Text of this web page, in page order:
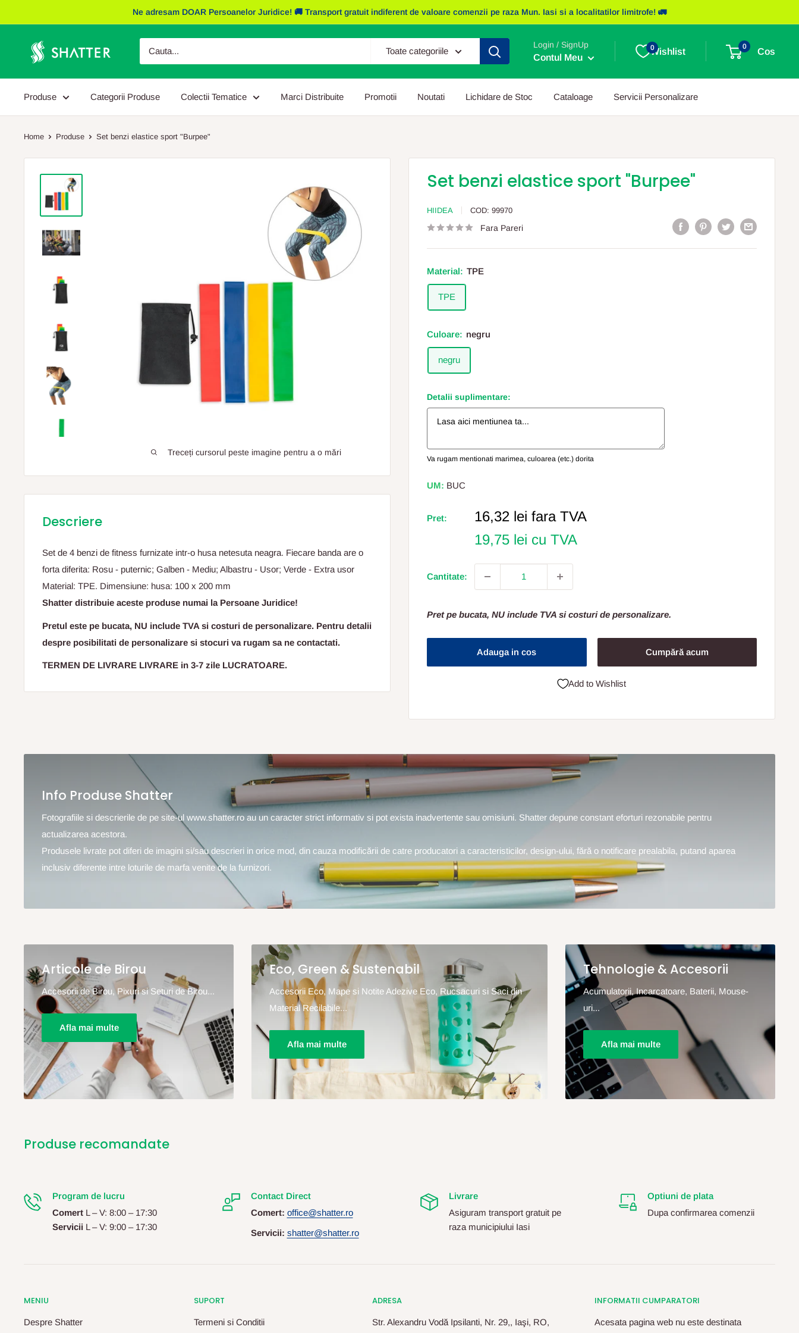
la
Ne adresam DOAR Persoanelor Juridice! 🚚 Transport gratuit indiferent de valoare comenzii pe raza Mun. Iasi si a localitatilor limitrofe! 🚛
Obiecte
Promotionale
Shatter
Toate categoriile
Login / SignUp
Contul Meu
Wishlist
0 0
Cos
Produse Categorii Produse Colectii Tematice Marci Distribuite Promotii Noutati Lichidare de Stoc Cataloage Servicii Personalizare
Home Produse Set benzi elastice sport "Burpee"
Treceți cursorul peste imagine pentru a o mări
Set benzi elastice sport "Burpee"
HIIDEA COD: 99970
Fara Pareri
Material: TPE
TPE
Culoare: negru
negru
Detalii suplimentare:
Va rugam mentionati marimea, culoarea (etc.) dorita
UM: BUC
Pret:
Pret
16,32 lei fara TVA
19,75 lei cu TVA
Cantitate:
Pret pe bucata, NU include TVA si costuri de personalizare.
Adauga in cos Cumpără acum
Add to Wishlist
Descriere
Set de 4 benzi de fitness furnizate intr-o husa netesuta neagra. Fiecare banda are o
forta diferita: Rosu - puternic; Galben - Mediu; Albastru - Usor; Verde - Extra usor
Material: TPE. Dimensiune: husa: 100 x 200 mm
Shatter distribuie aceste produse numai la Persoane Juridice!
Pretul este pe bucata, NU include TVA si costuri de personalizare. Pentru detalii
despre posibilitati de personalizare si stocuri va rugam sa ne contactati.
TERMEN DE LIVRARE LIVRARE in 3-7 zile LUCRATOARE.
Info Produse Shatter
Fotografiile si descrierile de pe site-ul www.shatter.ro au un caracter strict informativ si pot exista inadvertente sau omisiuni. Shatter depune constant eforturi rezonabile pentru
actualizarea acestora.
Produsele livrate pot diferi de imagini si/sau descrieri in orice mod, din cauza modificării de catre producatori a caracteristicilor, design-ului, fără o notificare prealabila, putand aparea
inclusiv diferente intre loturile de marfa venite de la furnizori.
Articole de Birou
Accesorii de Birou, Pixuri si Seturi de Birou...
Afla mai multe
Eco, Green & Sustenabil
Accesorii Eco, Mape si Notite Adezive Eco, Rucsacuri si Saci din
Material Recilabile...
Afla mai multe
Tehnologie & Accesorii
Acumulatorii, Incarcatoare, Baterii, Mouse-
uri...
Afla mai multe
Produse recomandate
Program de lucru
Comert L – V: 8:00 – 17:30
Servicii L – V: 9:00 – 17:30
Contact Direct
Comert: office@shatter.ro
Servicii: shatter@shatter.ro
Livrare
Asiguram transport gratuit pe
raza municipiului Iasi
Optiuni de plata
Dupa confirmarea comenzii
MENIU
Despre Shatter
SUPORT
Termeni si Conditii
ADRESA
Str. Alexandru Vodă Ipsilanti, Nr. 29,, Iaşi, RO,
INFORMATII CUMPARATORI
Acesata pagina web nu este destinata